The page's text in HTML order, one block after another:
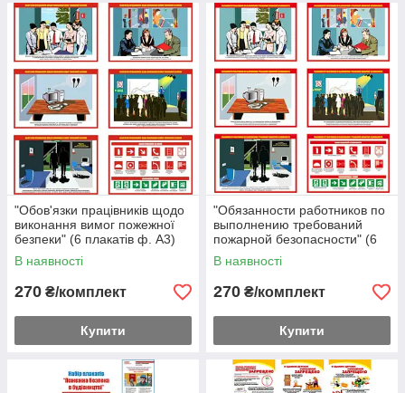
"Обов'язки працівників щодо
виконання вимог пожежної
безпеки" (6 плакатів ф. А3)
В наявності
270 ₴/комплект
Купити
"Обязанности работников по
выполнению требований
пожарной безопасности" (6
плакатов ф. А3)
В наявності
270 ₴/комплект
Купити